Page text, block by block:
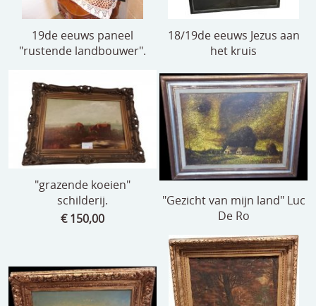
19de eeuws paneel
"rustende landbouwer".
18/19de eeuws Jezus aan
het kruis
"grazende koeien"
schilderij.
€ 150,00
"Gezicht van mijn land" Luc
De Ro